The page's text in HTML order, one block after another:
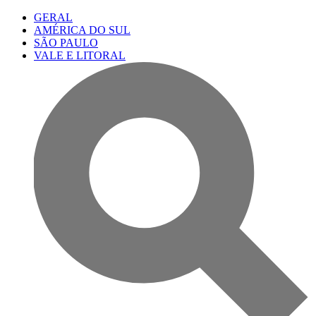
GERAL
AMÉRICA DO SUL
SÃO PAULO
VALE E LITORAL